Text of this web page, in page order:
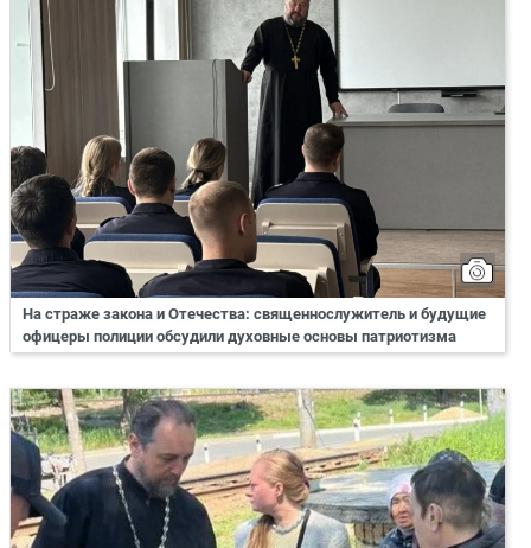
На страже закона и Отечества: священнослужитель и будущие
офицеры полиции обсудили духовные основы патриотизма